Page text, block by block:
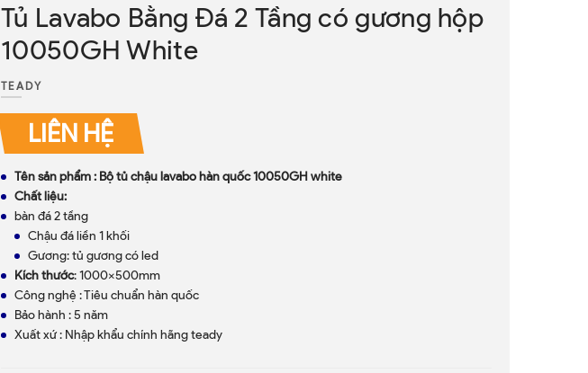
Tủ Lavabo Bằng Đá 2 Tầng có gương hộp
10050GH White
TEADY
LIÊN HỆ
Tên sản phẩm : Bộ tủ chậu lavabo hàn quốc 10050GH white
Chất liệu:
bàn đá 2 tầng
Chậu đá liền 1 khối
Gương: tủ gương có led
Kích thước: 1000x500mm
Công nghệ : Tiêu chuẩn hàn quốc
Bảo hành : 5 năm
Xuất xứ : Nhập khẩu chính hãng teady